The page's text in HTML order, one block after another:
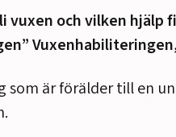
vuxen och vilken hjälp
som är förälder till en